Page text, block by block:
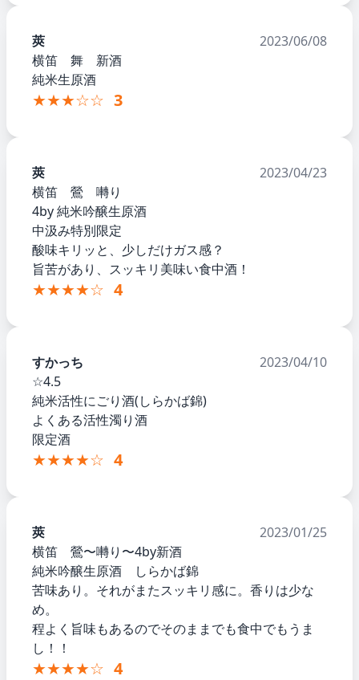
莢
2023/06/08
横笛 舞 新酒
純米生原酒
★★★☆☆ 3
莢
2023/04/23
横笛 鶯 囀り
4by 純米吟醸生原酒
中汲み特別限定
酸味キリッと、少しだけガス感？
旨苦があり、スッキリ美味い食中酒！
★★★★☆ 4
すかっち
2023/04/10
☆4.5
純米活性にごり酒(しらかば錦)
よくある活性濁り酒
限定酒
★★★★☆ 4
莢
2023/01/25
横笛 鶯〜囀り〜4by新酒
純米吟醸生原酒 しらかば錦
苦味あり。それがまたスッキリ感に。香りは少な
め。
程よく旨味もあるのでそのままでも食中でもうま
し！！
★★★★☆ 4